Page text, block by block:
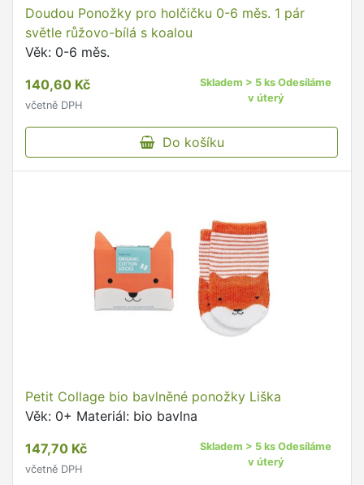
Doudou Ponožky pro holčičku 0-6 měs. 1 pár
světle růžovo-bílá s koalou
Věk: 0-6 měs.
140,60 Kč
včetně DPH
Skladem > 5 ks Odesíláme
v úterý
Do košíku
Petit Collage bio bavlněné ponožky Liška
Věk: 0+ Materiál: bio bavlna
147,70 Kč
včetně DPH
Skladem > 5 ks Odesíláme
v úterý